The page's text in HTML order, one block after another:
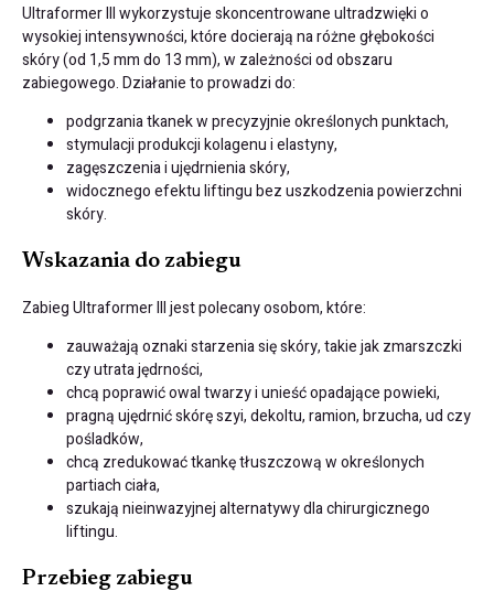
Ultraformer III wykorzystuje skoncentrowane ultradzwięki o
wysokiej intensywności, które docierają na różne głębokości
skóry (od 1,5 mm do 13 mm), w zależności od obszaru
zabiegowego. Działanie to prowadzi do:
podgrzania tkanek w precyzyjnie określonych punktach,
stymulacji produkcji kolagenu i elastyny,
zagęszczenia i ujędrnienia skóry,
widocznego efektu liftingu bez uszkodzenia powierzchni
skóry.
Wskazania do zabiegu
Zabieg Ultraformer III jest polecany osobom, które:
zauważają oznaki starzenia się skóry, takie jak zmarszczki
czy utrata jędrności,
chcą poprawić owal twarzy i unieść opadające powieki,
pragną ujędrnić skórę szyi, dekoltu, ramion, brzucha, ud czy
pośladków,
chcą zredukować tkankę tłuszczową w określonych
partiach ciała,
szukają nieinwazyjnej alternatywy dla chirurgicznego
liftingu.
Przebieg zabiegu